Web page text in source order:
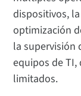
dispositivos,
optimización
la supervisión
equipos de TI,
limitados.